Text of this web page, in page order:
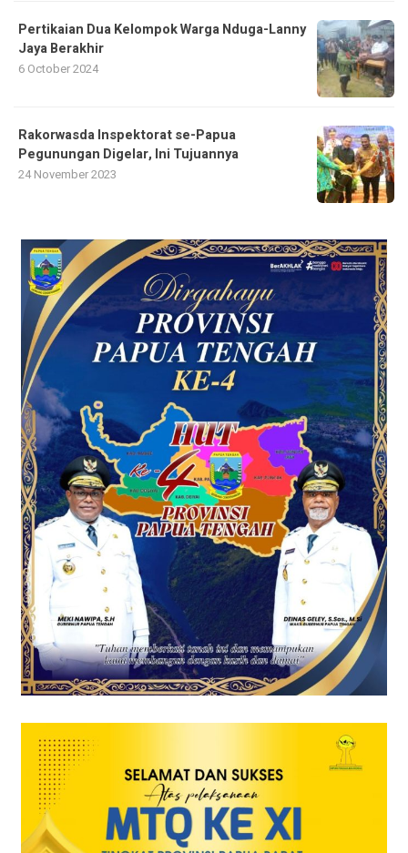
Pertikaian Dua Kelompok Warga Nduga-Lanny
Jaya Berakhir
6 October 2024
Rakorwasda Inspektorat se-Papua
Pegunungan Digelar, Ini Tujuannya
24 November 2023